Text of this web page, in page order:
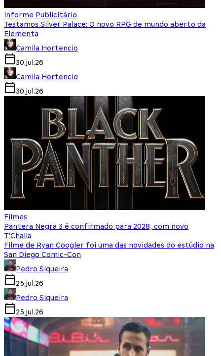
Informe Publicitário
Testamos Silver Palace: O novo RPG de mundo aberto da
Elementa
Camila Hortencio
30.jul.26
Camila Hortencio
30.jul.26
Filmes
Pantera Negra 3 é confirmado para 2028, com novo
T'Challa
Filme de Ryan Coogler foi uma das novidades do estúdio na
San Diego Comic-Con
Pedro Siqueira
25.jul.26
Pedro Siqueira
25.jul.26